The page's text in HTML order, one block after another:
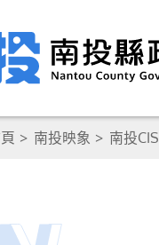
南投映象 南投CIS